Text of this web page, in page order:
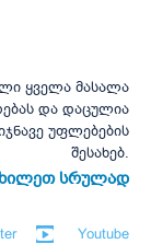
ყველა მასალა
და დაცულია
უფლებების
შესახებ.
სრულად
Youtube